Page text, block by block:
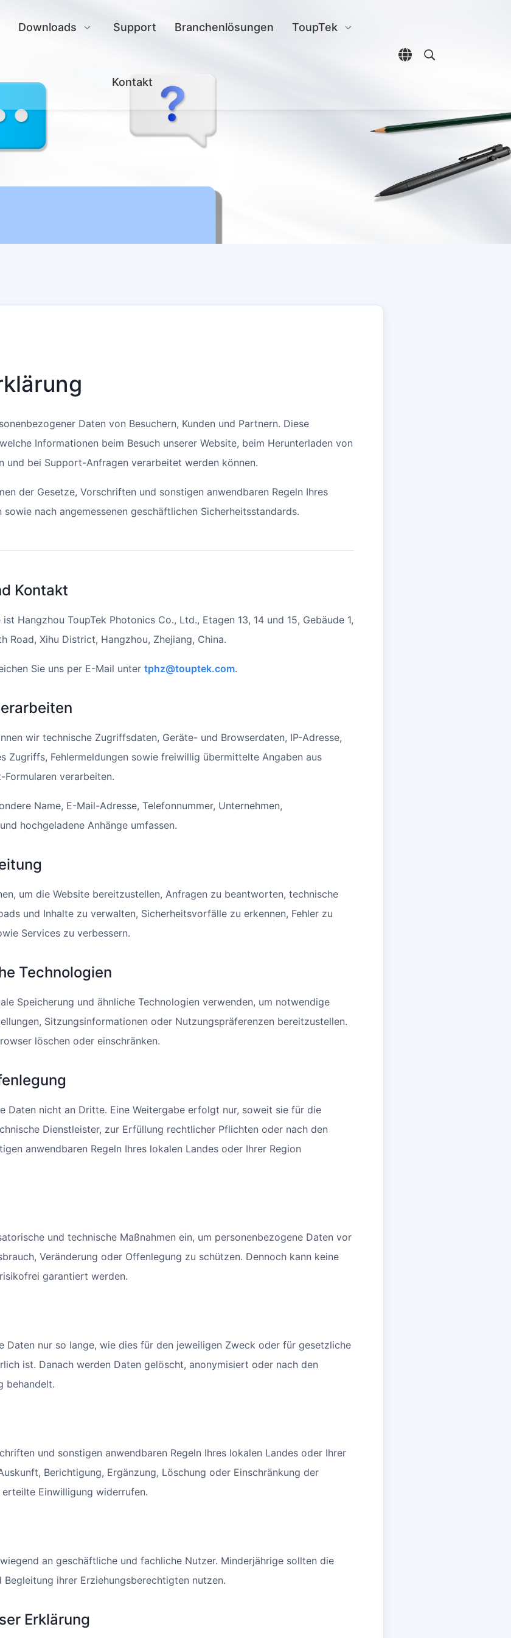
Downloads Support Branchenlösungen ToupTek
Kontakt
Sprachauswahl
Open search
Daten von Besuchern, Kunden und Partnern. Diese
Informationen beim Besuch unserer Website, beim Herunterladen von
und bei Support-Anfragen verarbeitet werden können.
der Gesetze, Vorschriften und sonstigen anwendbaren Regeln Ihres
nach angemessenen geschäftlichen Sicherheitsstandards.
Kontakt
Hangzhou ToupTek Photonics Co., Ltd., Etagen 13, 14 und 15, Gebäude 1,
Road, Xihu District, Hangzhou, Zhejiang, China.
Sie uns per E-Mail unter tphz@touptek.com.
wir technische Zugriffsdaten, Geräte- und Browserdaten, IP-Adresse,
Zugriffs, Fehlermeldungen sowie freiwillig übermittelte Angaben aus
verarbeiten.
Name, E-Mail-Adresse, Telefonnummer, Unternehmen,
hochgeladene Anhänge umfassen.
um die Website bereitzustellen, Anfragen zu beantworten, technische
und Inhalte zu verwalten, Sicherheitsvorfälle zu erkennen, Fehler zu
Services zu verbessern.
Technologien
Speicherung und ähnliche Technologien verwenden, um notwendige
Sitzungsinformationen oder Nutzungspräferenzen bereitzustellen.
löschen oder einschränken.
Daten nicht an Dritte. Eine Weitergabe erfolgt nur, soweit sie für die
Dienstleister, zur Erfüllung rechtlicher Pflichten oder nach den
anwendbaren Regeln Ihres lokalen Landes oder Ihrer Region
und technische Maßnahmen ein, um personenbezogene Daten vor
Veränderung oder Offenlegung zu schützen. Dennoch kann keine
garantiert werden.
Daten nur so lange, wie dies für den jeweiligen Zweck oder für gesetzliche
ist. Danach werden Daten gelöscht, anonymisiert oder nach den
behandelt.
und sonstigen anwendbaren Regeln Ihres lokalen Landes oder Ihrer
Berichtigung, Ergänzung, Löschung oder Einschränkung der
Einwilligung widerrufen.
an geschäftliche und fachliche Nutzer. Minderjährige sollten die
ihrer Erziehungsberechtigten nutzen.
Erklärung